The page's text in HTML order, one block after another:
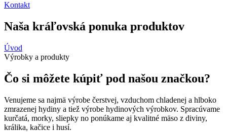
Kontakt
Naša kráľovská ponuka produktov
Úvod
Výrobky a produkty
Čo si môžete kúpiť pod našou značkou?
Venujeme sa najmä výrobe čerstvej, vzduchom chladenej a hlboko
zmrazenej hydiny a tiež výrobe hydinových výrobkov. Spracúvame
kurčatá, morky, sliepky no ponúkame aj kvalitné mäso z diviny,
králika, kačice i husí.